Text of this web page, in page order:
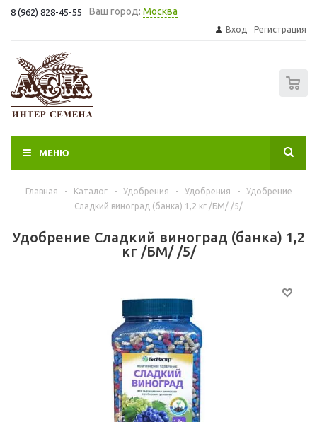
8 (962) 828-45-55 Ваш город: Москва
Вход Регистрация
МЕНЮ
Главная - Каталог - Удобрения - Удобрения -
Удобрение
Сладкий виноград (банка) 1,2 кг /БМ/ /5/
Удобрение Сладкий виноград (банка) 1,2
кг /БМ/ /5/